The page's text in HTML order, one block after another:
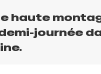
haute
journée